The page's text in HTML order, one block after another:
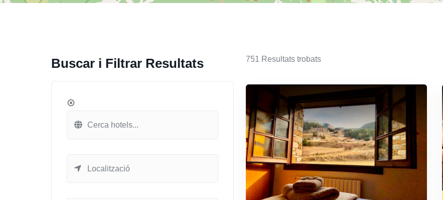
Buscar i Filtrar Resultats 751 Resultats trobats